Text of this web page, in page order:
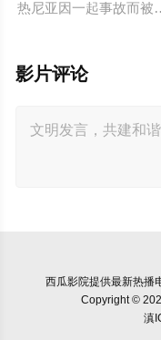
热尼亚因一起事故而被
影片评论
西瓜影院提供最新热播
Copyright ©
滇